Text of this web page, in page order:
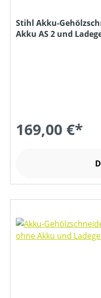
Stihl Akku-
Akku AS 2 und
169,00 €*